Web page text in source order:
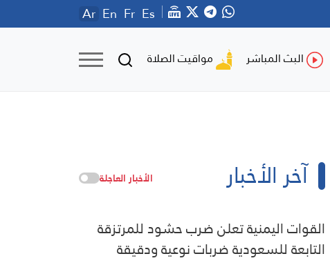
Ar En Fr Es
البث المباشر مواقيت الصلاة
آخر الأخبار الأخبار العاجلة
القوات اليمنية تعلن ضرب حشود للمرتزقة
التابعة للسعودية ضربات نوعية ودقيقة